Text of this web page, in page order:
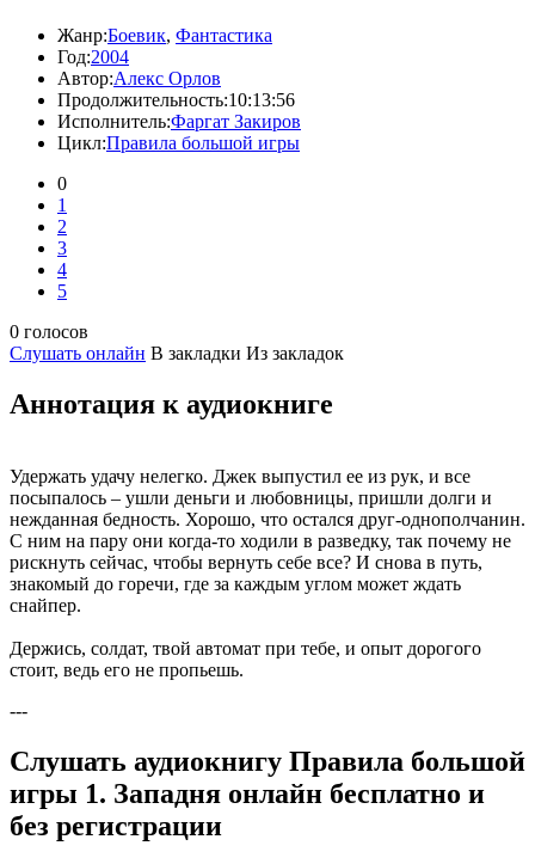
Жанр:Боевик, Фантастика
Год:2004
Автор:Алекс Орлов
Продолжительность:10:13:56
Исполнитель:Фаргат Закиров
Цикл:Правила большой игры
0
1
2
3
4
5
0 голосов
Слушать онлайн В закладки Из закладок
Аннотация к аудиокниге
Удержать удачу нелегко. Джек выпустил ее из рук, и все
посыпалось – ушли деньги и любовницы, пришли долги и
нежданная бедность. Хорошо, что остался друг-однополчанин.
С ним на пару они когда-то ходили в разведку, так почему не
рискнуть сейчас, чтобы вернуть себе все? И снова в путь,
знакомый до горечи, где за каждым углом может ждать
снайпер.
Держись, солдат, твой автомат при тебе, и опыт дорогого
стоит, ведь его не пропьешь.
---
Слушать аудиокнигу Правила большой
игры 1. Западня онлайн бесплатно и
без регистрации